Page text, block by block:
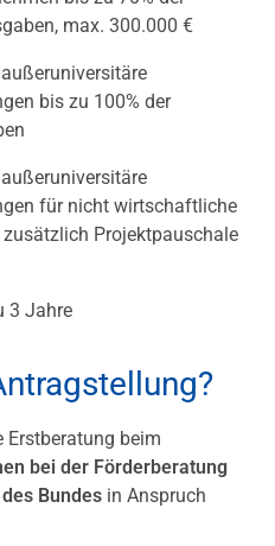
max. 300.000 €
bis zu 100% der
für nicht wirtschaftliche
Projektpauschale
3 Jahre
Erstberatung beim
bei der Förderberatung
Bundes in Anspruch